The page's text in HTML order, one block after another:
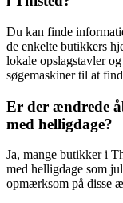
Du kan finde
de enkelte butikkers
lokale opslagstavler
søgemaskiner til at
Er der ændrede
med helligdage?
Ja, mange butikker i
med helligdage som
opmærksom på disse